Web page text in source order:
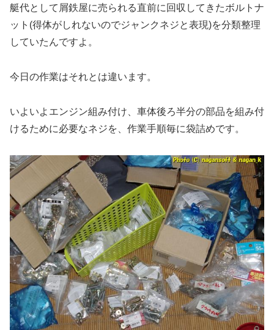
艇代として屑鉄屋に売られる直前に回収してきたボルトナ
ット(得体がしれないのでジャンクネジと表現)を分類整理
していたんですよ。
今日の作業はそれとは違います。
いよいよエンジン組み付け、車体後ろ半分の部品を組み付
けるために必要なネジを、作業手順毎に袋詰めです。